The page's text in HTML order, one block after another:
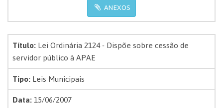
ANEXOS
Título:Lei Ordinária 2124 - Dispõe sobre cessão de
servidor público à APAE
Tipo:Leis Municipais
Data:15/06/2007